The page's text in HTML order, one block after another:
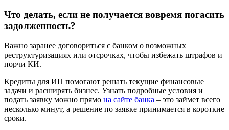
Что делать, если не получается вовремя погасить
задолженность?
Важно заранее договориться с банком о возможных
реструктуризациях или отсрочках, чтобы избежать штрафов и
порчи КИ.
Кредиты для ИП помогают решать текущие финансовые
задачи и расширять бизнес. Узнать подробные условия и
подать заявку можно прямо на сайте банка – это займет всего
несколько минут, а решение по заявке принимается в короткие
сроки.